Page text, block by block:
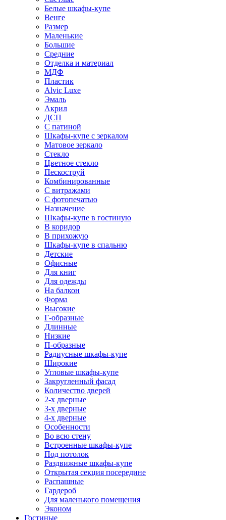
Белые шкафы-купе
Венге
Размер
Маленькие
Большие
Средние
Отделка и материал
МДФ
Пластик
Alvic Luxe
Эмаль
Акрил
ДСП
С патиной
Шкафы-купе с зеркалом
Матовое зеркало
Стекло
Цветное стекло
Пескоструй
Комбинированные
С витражами
С фотопечатью
Назначение
Шкафы-купе в гостиную
В коридор
В прихожую
Шкафы-купе в спальню
Детские
Офисные
Для книг
Для одежды
На балкон
Форма
Высокие
Г-образные
Длинные
Низкие
П-образные
Радиусные шкафы-купе
Широкие
Угловые шкафы-купе
Закругленный фасад
Количество дверей
2-х дверные
3-х дверные
4-х дверные
Особенности
Во всю стену
Встроенные шкафы-купе
Под потолок
Раздвижные шкафы-купе
Открытая секция посередине
Распашные
Гардероб
Для маленького помещения
Эконом
Гостиные